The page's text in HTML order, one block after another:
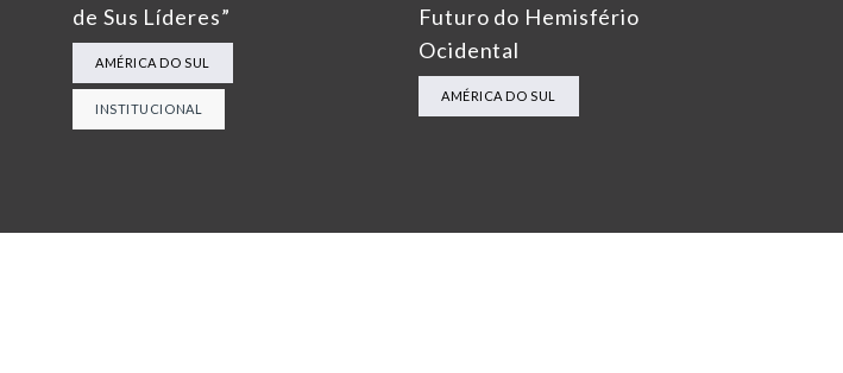
de Sus Líderes”
AMÉRICA DO SUL
INSTITUCIONAL
Futuro do Hemisfério
Ocidental
AMÉRICA DO SUL